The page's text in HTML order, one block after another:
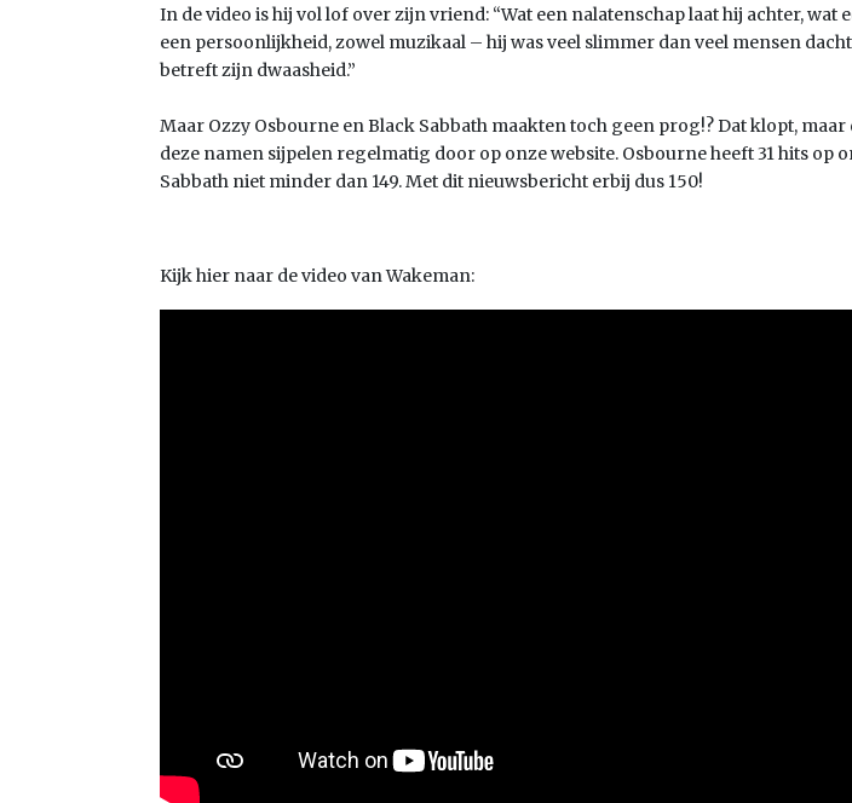
In de video is hij vol lof over zijn vriend: “Wat een nalatenschap laat hij achter, wat
een persoonlijkheid, zowel muzikaal – hij was veel slimmer dan veel mensen
betreft zijn dwaasheid.”
Maar Ozzy Osbourne en Black Sabbath maakten toch geen prog!? Dat klopt,
deze namen sijpelen regelmatig door op onze website. Osbourne heeft 31 hits op
Sabbath niet minder dan 149. Met dit nieuwsbericht erbij dus 150!
Kijk hier naar de video van Wakeman: